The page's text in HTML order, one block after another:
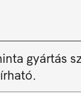
gyártás